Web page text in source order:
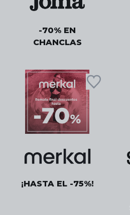
-70% EN
CHANCLAS
¡HASTA EL -75%!